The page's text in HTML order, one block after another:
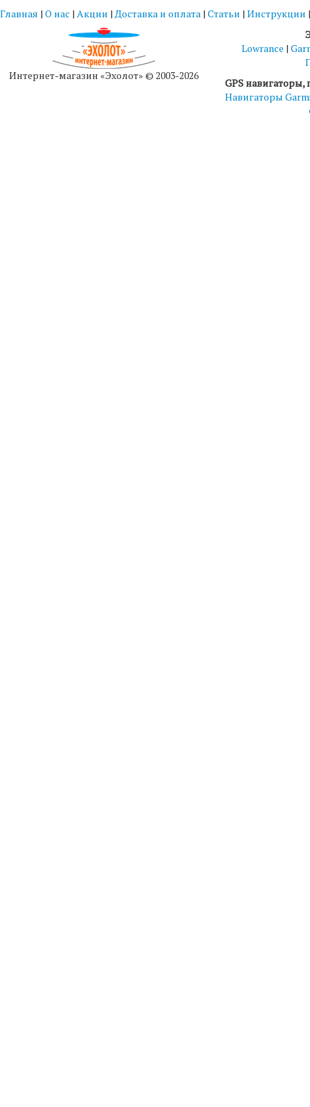
Главная | О нас | Акции |Доставка и оплата | Статьи | Инструкции
Интернет-магазин «Эхолот» © 2003-2026
Lowrance |
GPS
Навигаторы